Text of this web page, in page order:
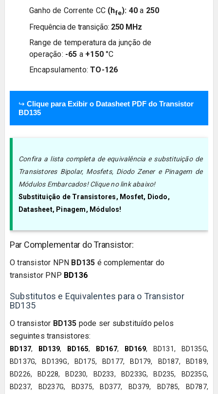
Ganho de Corrente CC (hfe): 40a 250
Frequência de transição: 250 MHz
Range de temperatura da junção de
operação: -65 a+150°C
Encapsulamento:TO-126
↪ Clique para Exibir o Datasheet PDF do Transistor
BD135
Confira a lista completa de equivalência e substituição de
Transistores Bipolar, Mosfets, Diodo Zener e Pinagem de
Módulos Embarcados! Clique no link abaixo!
Substituição de Transistores, Mosfet, Diodo,
Datasheet, Pinagem, Módulos!
Par Complementar do Transistor:
O transistor NPN BD135 é complementar do
transistor PNP BD136
Substitutos e Equivalentes para o Transistor
BD135
O transistor BD135 pode ser substituído pelos
seguintes transistores:
BD137, BD139, BD165, BD167, BD169,
BD131, BD135G,
BD137G, BD139G, BD175, BD177, BD179, BD187, BD189,
BD226, BD228, BD230, BD233, BD233G, BD235, BD235G,
BD237, BD237G, BD375, BD377, BD379, BD785, BD787,